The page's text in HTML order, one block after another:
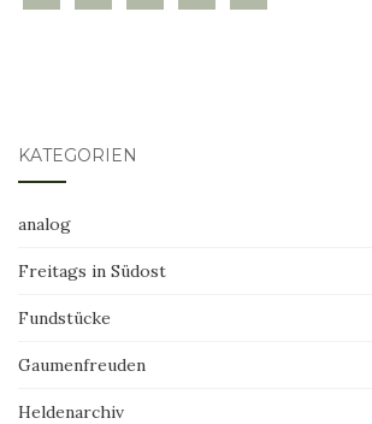
KATEGORIEN
analog
Freitags in Südost
Fundstücke
Gaumenfreuden
Heldenarchiv